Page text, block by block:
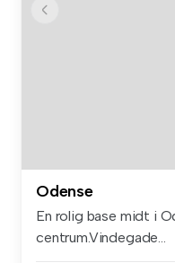
Odense
En rolig base midt i
centrum.Vindegade...